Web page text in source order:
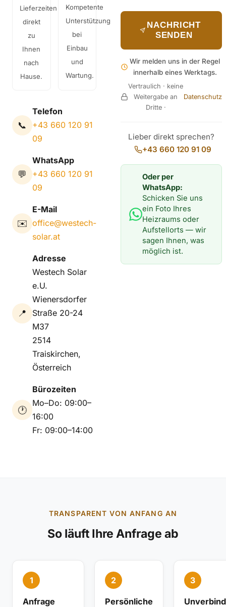
Lieferzeiten
direkt
zu
Ihnen
nach
Hause.
Kompetente
Unterstützung
bei
Einbau
und
Wartung.
📞
Telefon
+43 660 120 91
09
💬
WhatsApp
+43 660 120 91
09
✉️
E-Mail
office@westech-
solar.at
📍
Adresse
Westech Solar
e.U.
Wienersdorfer
Straße 20-24
M37
2514
Traiskirchen,
Österreich
🕐
Bürozeiten
Mo–Do: 09:00–
16:00
Fr: 09:00–14:00
NACHRICHT
SENDEN
Wir melden uns in der Regel
innerhalb eines Werktags.
Vertraulich · keine
Weitergabe an
Dritte ·
Datenschutz
Lieber direkt sprechen?
+43 660 120 91 09
Oder per
WhatsApp:
Schicken Sie uns
ein Foto Ihres
Heizraums oder
Aufstellorts — wir
sagen Ihnen, was
möglich ist.
TRANSPARENT VON ANFANG AN
So läuft Ihre Anfrage ab
1
Anfrage
2
Persönliche
3